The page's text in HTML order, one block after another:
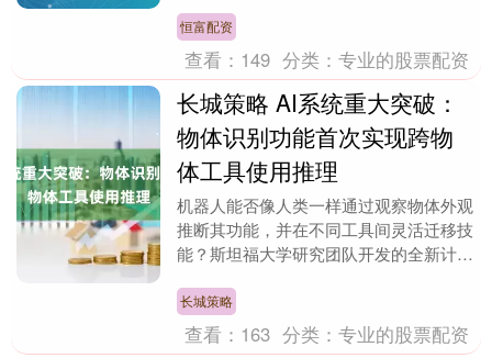
口....
恒富配资
查看： 149 分类：专业的股票配资
长城策略 AI系统重大突破：
物体识别功能首次实现跨物
体工具使用推理
机器人能否像人类一样通过观察物体外观
推断其功能，并在不同工具间灵活迁移技
能？斯坦福大学研究团队开发的全新计算
实。该系统不仅能识....
长城策略
查看： 163 分类：专业的股票配资